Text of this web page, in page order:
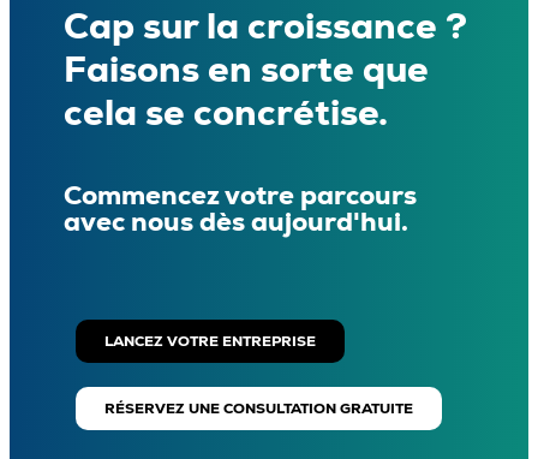
Cap sur la croissance ?
Faisons en sorte que
cela se concrétise.
Commencez votre parcours
avec nous dès aujourd'hui.
LANCEZ VOTRE ENTREPRISE
RÉSERVEZ UNE CONSULTATION GRATUITE